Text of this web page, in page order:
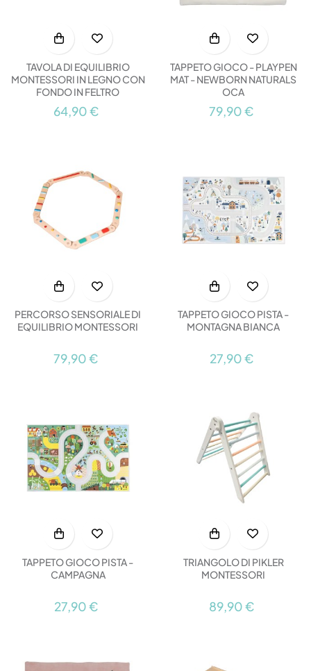
TAVOLA DI EQUILIBRIO
MONTESSORI IN LEGNO CON
FONDO IN FELTRO
64,90 €
TAPPETO GIOCO - PLAYPEN
MAT - NEWBORN NATURALS
OCA
79,90 €
PERCORSO SENSORIALE DI
EQUILIBRIO MONTESSORI
79,90 €
TAPPETO GIOCO PISTA -
MONTAGNA BIANCA
27,90 €
TAPPETO GIOCO PISTA -
CAMPAGNA
27,90 €
TRIANGOLO DI PIKLER
MONTESSORI
89,90 €